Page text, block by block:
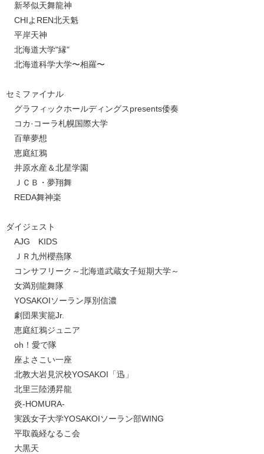
新琴似天舞龍神
CHIよREN北天魁
平岸天神
北海道大学"縁"
北海道科学大学〜相羅〜
セミファイナル
グラフィックホールディングスpresents倭奏
コカ·コーラ札幌国際大学
百華夢想
恵庭紅鴉
井原水産＆北星学園
ＪＣＢ・夢翔舞
REDA舞神楽
ダイジェスト
AJG KIDS
ＪＲ九州櫻燕隊
コンサフリーク～北海道武蔵女子短期大学～
女満別龍舞隊
YOSAKOIソーラン厚別信濃
劇団果実籠Jr.
恵庭紅鴉ジュニア
oh！愛で隊
座よさこい一座
北教大岩見沢校YOSAKOI「迅」
北里三陸湧昇龍
炎-HOMURA-
実践女子大学YOSAKOIソーラン部WING
平取義経なるこ会
大黒天